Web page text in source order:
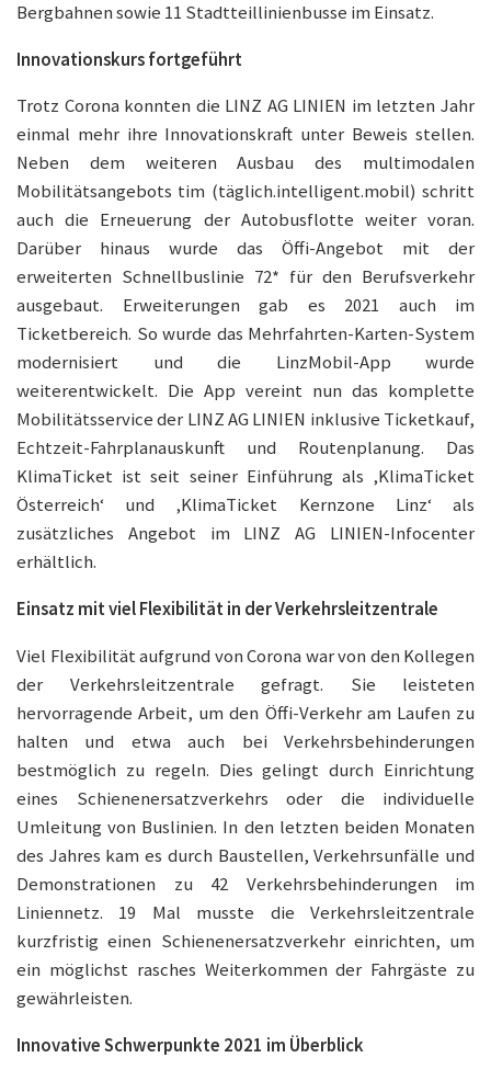
Bergbahnen sowie 11 Stadtteillinienbusse im Einsatz.
Innovationskurs fortgeführt
Trotz Corona konnten die LINZ AG LINIEN im letzten Jahr
einmal mehr ihre Innovationskraft unter Beweis stellen.
Neben dem weiteren Ausbau des multimodalen
Mobilitätsangebots tim (täglich.intelligent.mobil) schritt
auch die Erneuerung der Autobusflotte weiter voran.
Darüber hinaus wurde das Öffi-Angebot mit der
erweiterten Schnellbuslinie 72* für den Berufsverkehr
ausgebaut. Erweiterungen gab es 2021 auch im
Ticketbereich. So wurde das Mehrfahrten-Karten-System
modernisiert und die LinzMobil-App wurde
weiterentwickelt. Die App vereint nun das komplette
Mobilitätsservice der LINZ AG LINIEN inklusive Ticketkauf,
Echtzeit-Fahrplanauskunft und Routenplanung. Das
KlimaTicket ist seit seiner Einführung als ‚KlimaTicket
Österreich‘ und ‚KlimaTicket Kernzone Linz‘ als
zusätzliches Angebot im LINZ AG LINIEN-Infocenter
erhältlich.
Einsatz mit viel Flexibilität in der Verkehrsleitzentrale
Viel Flexibilität aufgrund von Corona war von den Kollegen
der Verkehrsleitzentrale gefragt. Sie leisteten
hervorragende Arbeit, um den Öffi-Verkehr am Laufen zu
halten und etwa auch bei Verkehrsbehinderungen
bestmöglich zu regeln. Dies gelingt durch Einrichtung
eines Schienenersatzverkehrs oder die individuelle
Umleitung von Buslinien. In den letzten beiden Monaten
des Jahres kam es durch Baustellen, Verkehrsunfälle und
Demonstrationen zu 42 Verkehrsbehinderungen im
Liniennetz. 19 Mal musste die Verkehrsleitzentrale
kurzfristig einen Schienenersatzverkehr einrichten, um
ein möglichst rasches Weiterkommen der Fahrgäste zu
gewährleisten.
Innovative Schwerpunkte 2021 im Überblick